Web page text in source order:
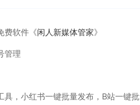
费软件《闲人新媒体管家》
管理
具，小红书一键批量发布，B站一键